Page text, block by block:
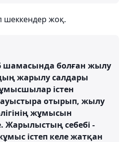
шеккендер жоқ.
шамасында болған жылу
жарылу салдары
істен
отырып, жылу
жұмысын
Жарылыстың себебі -
істеп келе жатқан